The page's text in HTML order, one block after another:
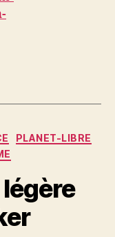
PLANET-LIBRE